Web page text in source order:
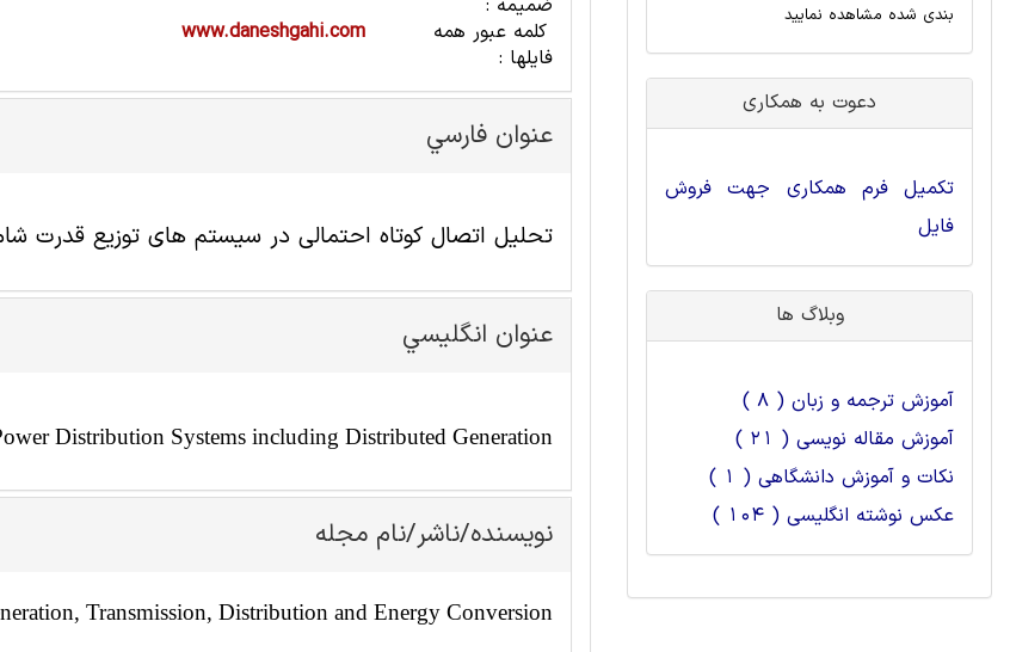
ضمیمه :
کلمه عبور همه
فایلها :
www.daneshgahi.com
عنوان فارسي
تحلیل اتصال کوتاه احتمالی در سیستم های توزیع قدرت
عنوان انگليسي
Distribution Systems including Distributed Generation
نویسنده/ناشر/نام مجله
Transmission, Distribution and Energy Conversion
بندی شده مشاهده نمایید
دعوت به همکاری
تکمیل فرم همکاری جهت فروش
فایل
وبلاگ ها
آموزش ترجمه و زبان ( 8 )
آموزش مقاله نویسی ( 21 )
نکات و آموزش دانشگاهی ( 1 )
عکس نوشته انگلیسی ( 104 )